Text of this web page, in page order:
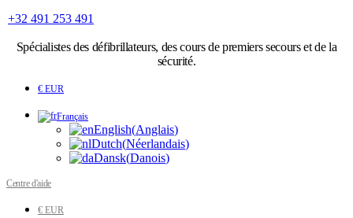
+32 491 253 491
Spécialistesdes défibrillateurs, des cours de premiers secours et de la
sécurité.
€ EUR
Français
English(Anglais)
Dutch(Néerlandais)
Dansk(Danois)
Centre d'aide
€ EUR